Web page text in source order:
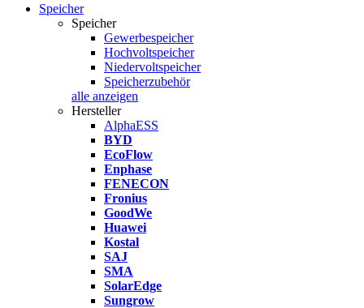
Speicher
Speicher
Gewerbespeicher
Hochvoltspeicher
Niedervoltspeicher
Speicherzubehör
alle anzeigen
Hersteller
AlphaESS
BYD
EcoFlow
Enphase
FENECON
Fronius
GoodWe
Huawei
Kostal
SAJ
SMA
SolarEdge
Sungrow